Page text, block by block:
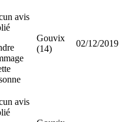
avis
Gouvix
(14)
02/12/2019
avis